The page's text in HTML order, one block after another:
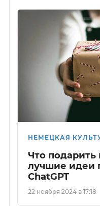
НЕМЕЦКАЯ
Что подарить
лучшие идеи
ChatGPT
22 ноября 2024 в 17:18